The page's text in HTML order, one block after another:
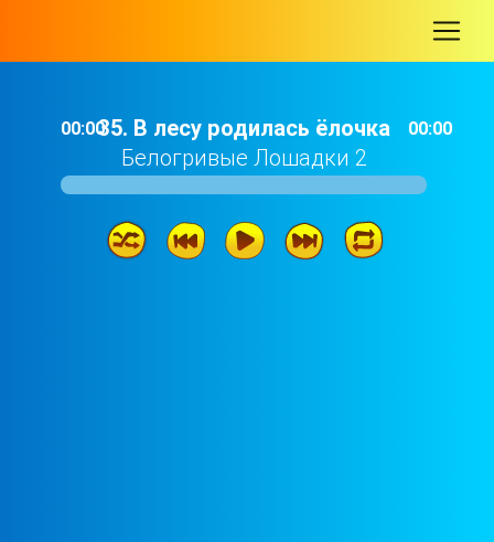
00:0035. В лесу родилась ёлочка
Белогривые Лошадки 2
00:00